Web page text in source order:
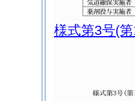
様式第3号(